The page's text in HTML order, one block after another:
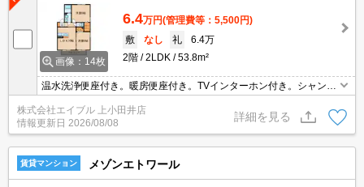
画像：14枚
6.4万円(管理費等：5,500円)
敷
なし 礼
6.4万
2階
2LDK 53.8m²
温水洗浄便座付き。暖房便座付き。TVインターホン付き。シャンプ
ードレッサー付き。保証会社加入要(初回35,000円、月額総支払額の
1％+800円/月)。
株式会社エイブル 上小田井店
情報更新日 2026/08/08
詳細を見る
賃貸マンション メゾンエトワール